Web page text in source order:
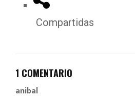
Compartidas
1 COMENTARIO
anibal